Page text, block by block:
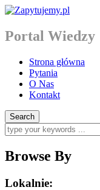
Portal Wiedzy
Strona główna
Pytania
O Nas
Kontakt
Browse By
Lokalnie: